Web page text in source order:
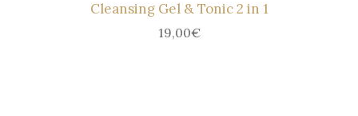
Cleansing Gel & Tonic 2 in 1
19,00€